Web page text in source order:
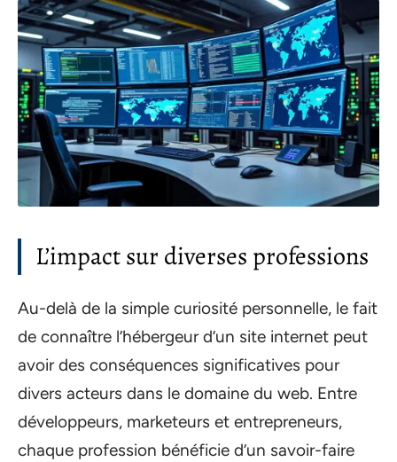
L’impact sur diverses professions
Au-delà de la simple curiosité personnelle, le fait
de connaître l’hébergeur d’un site internet peut
avoir des conséquences significatives pour
divers acteurs dans le domaine du web. Entre
développeurs, marketeurs et entrepreneurs,
chaque profession bénéficie d’un savoir-faire